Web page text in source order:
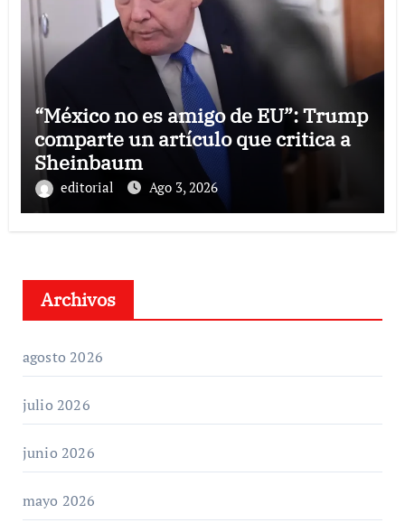
“México no es amigo de EU”: Trump
comparte un artículo que critica a
Sheinbaum
editorial Ago 3, 2026
Archivos
agosto 2026
julio 2026
junio 2026
mayo 2026